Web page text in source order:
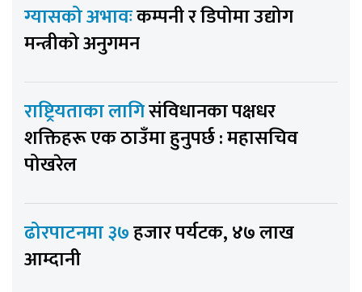
ग्यासको अभावःकम्पनी र डिपोमा उद्योग
मन्त्रीको अनुगमन
राष्ट्रियताका लागिसंविधानका पक्षधर
शक्तिहरू एक ठाउँमा हुनुपर्छ : महासचिव
पोखरेल
ढोरपाटनमा ३७हजार पर्यटक, ४७ लाख
आम्दानी